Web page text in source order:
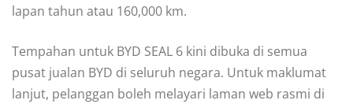
lapan tahun atau 160,000 km.
Tempahan untuk BYD SEAL 6 kini dibuka di semua
pusat jualan BYD di seluruh negara. Untuk maklumat
lanjut, pelanggan boleh melayari laman web rasmi di